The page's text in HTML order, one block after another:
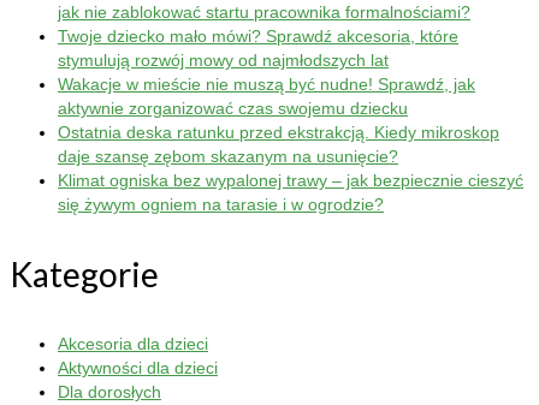
jak nie zablokować startu pracownika formalnościami?
Twoje dziecko mało mówi? Sprawdź akcesoria, które
stymulują rozwój mowy od najmłodszych lat
Wakacje w mieście nie muszą być nudne! Sprawdź, jak
aktywnie zorganizować czas swojemu dziecku
Ostatnia deska ratunku przed ekstrakcją. Kiedy mikroskop
daje szansę zębom skazanym na usunięcie?
Klimat ogniska bez wypalonej trawy – jak bezpiecznie cieszyć
się żywym ogniem na tarasie i w ogrodzie?
Kategorie
Akcesoria dla dzieci
Aktywności dla dzieci
Dla dorosłych